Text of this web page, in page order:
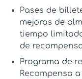
Pases de
mejoras de
tiempo
de
Programa de
Recompensa